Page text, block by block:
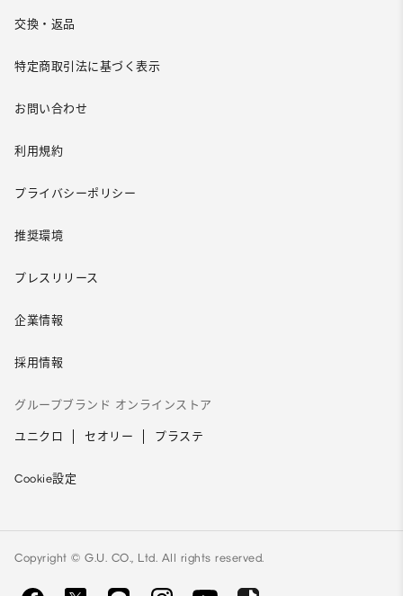
交換・返品
特定商取引法に基づく表示
お問い合わせ
利用規約
プライバシーポリシー
推奨環境
プレスリリース
企業情報
採用情報
グループブランド オンラインストア
ユニクロ セオリー プラステ
Cookie設定
Copyright © G.U. CO., Ltd. All rights reserved.